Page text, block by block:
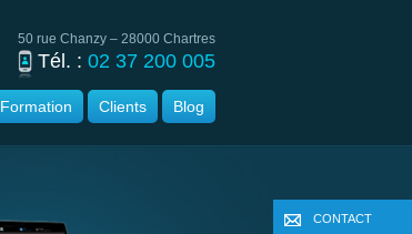
50 rue Chanzy – 28000 Chartres
Tél. : 02 37 200 005
Formation Clients Blog
CONTACT